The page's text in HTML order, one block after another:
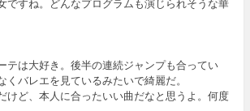
ですね。どんなプログラムも演じられそうな華
テは大好き。後半の連続ジャンプも合ってい
バレエを見ているみたいで綺麗だ。
けど、本人に合ったいい曲だなと思うよ。何度